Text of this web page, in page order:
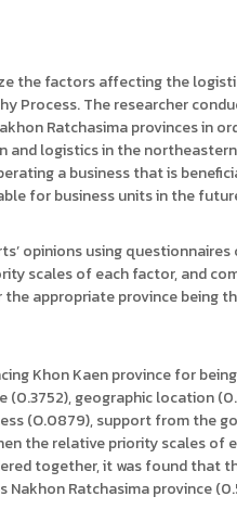
the factors affecting the
Process. The researcher
Ratchasima provinces in
logistics in the
a business that is
for business units in the
opinions using
scales of each factor, and
appropriate province being
Khon Kaen province for
geographic location
(O.0879), support from the
the relative priority scales of
together, it was found that
Ratchasima province